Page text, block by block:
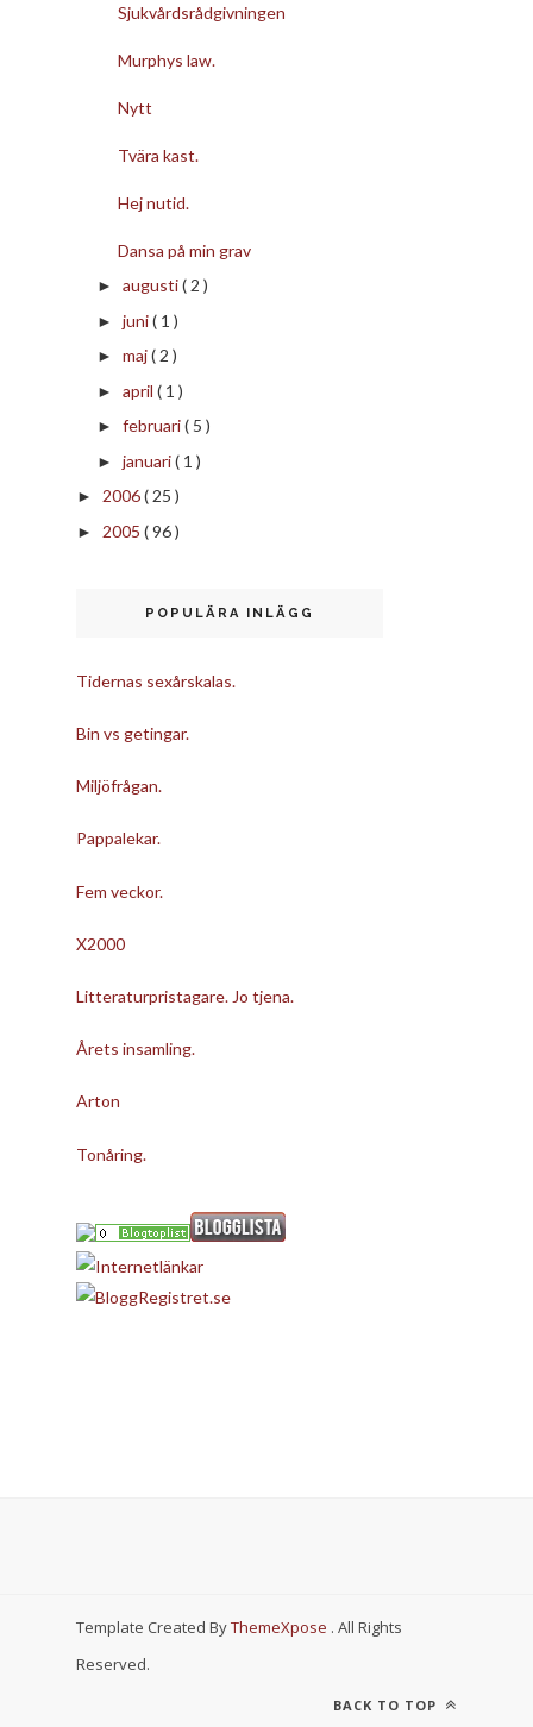
Sjukvårdsrådgivningen
Murphys law.
Nytt
Tvära kast.
Hej nutid.
Dansa på min grav
► augusti( 2 )
► juni( 1 )
► maj( 2 )
► april ( 1 )
► februari( 5 )
► januari( 1 )
► 2006( 25 )
► 2005 ( 96 )
POPULÄRA INLÄGG
Tidernas sexårskalas.
Bin vs getingar.
Miljöfrågan.
Pappalekar.
Fem veckor.
X2000
Litteraturpristagare. Jo tjena.
Årets insamling.
Arton
Tonåring.
Template Created ByThemeXpose . All Rights
Reserved.
BACK TO TOP